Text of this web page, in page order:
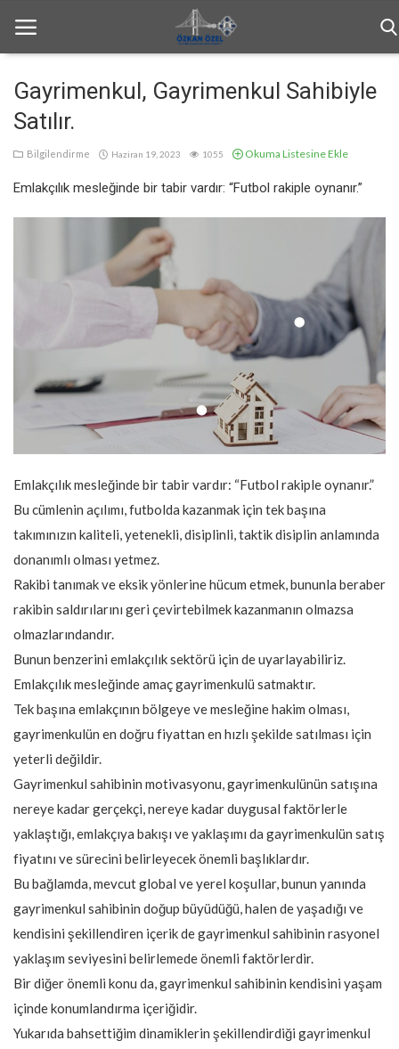
Anasayfa
Haftalık Bülten
Gayrimenkul, Gayrimenkul Sahibiyle
Satılır.
Bilgilendirme Haziran 19, 2023 1055 Okuma Listesine Ekle
Emlakçılık mesleğinde bir tabir vardır: “Futbol rakiple oynanır.”
Emlakçılık mesleğinde bir tabir vardır: “Futbol rakiple oynanır.”
Bu cümlenin açılımı, futbolda kazanmak için tek başına
takımınızın kaliteli, yetenekli, disiplinli, taktik disiplin anlamında
donanımlı olması yetmez.
Rakibi tanımak ve eksik yönlerine hücum etmek, bununla beraber
rakibin saldırılarını geri çevirtebilmek kazanmanın olmazsa
olmazlarındandır.
Bunun benzerini emlakçılık sektörü için de uyarlayabiliriz.
Emlakçılık mesleğinde amaç gayrimenkulü satmaktır.
Tek başına emlakçının bölgeye ve mesleğine hakim olması,
gayrimenkulün en doğru fiyattan en hızlı şekilde satılması için
yeterli değildir.
Gayrimenkul sahibinin motivasyonu, gayrimenkulünün satışına
nereye kadar gerçekçi, nereye kadar duygusal faktörlerle
yaklaştığı, emlakçıya bakışı ve yaklaşımı da gayrimenkulün satış
fiyatını ve sürecini belirleyecek önemli başlıklardır.
Bu bağlamda, mevcut global ve yerel koşullar, bunun yanında
gayrimenkul sahibinin doğup büyüdüğü, halen de yaşadığı ve
kendisini şekillendiren içerik de gayrimenkul sahibinin rasyonel
yaklaşım seviyesini belirlemede önemli faktörlerdir.
Bir diğer önemli konu da, gayrimenkul sahibinin kendisini yaşam
içinde konumlandırma içeriğidir.
Yukarıda bahsettiğim dinamiklerin şekillendirdiği gayrimenkul